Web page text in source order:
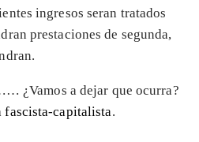
ingresos seran tratados
prestaciones de segunda,
¿Vamos a dejar que ocurra?
fascista-capitalista.